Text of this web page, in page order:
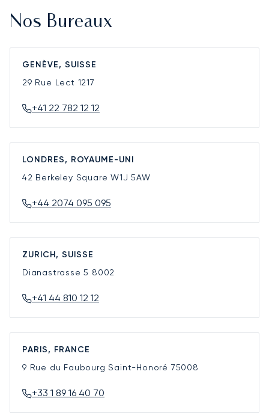
Nos Bureaux
GENÈVE, SUISSE
29 Rue Lect 1217
+41 22 782 12 12
LONDRES, ROYAUME-UNI
42 Berkeley SquareW1J 5AW
+44 2074 095 095
ZURICH, SUISSE
Dianastrasse 5 8002
+41 44 810 12 12
PARIS, FRANCE
9 Rue du Faubourg Saint-Honoré 75008
+33 1 89 16 40 70